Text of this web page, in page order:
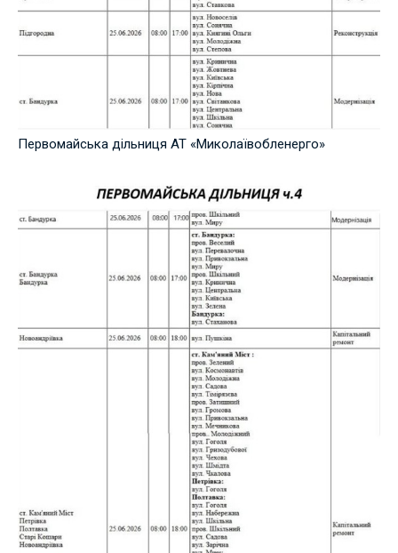
Первомайська дільниця АТ «Миколаївобленерго»